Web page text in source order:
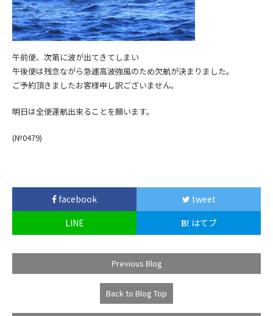
午前便、次第に波が出てきてしまい
午後便は残念ながら急遽高波強風のため欠航が決まりました。
ご予約頂きましたお客様申し訳ございません。
明日は全便運航出来ることを願います。
(№0479)
facebook
tweet
LINE
はてブ
Previous Blog
Back to Blog Top